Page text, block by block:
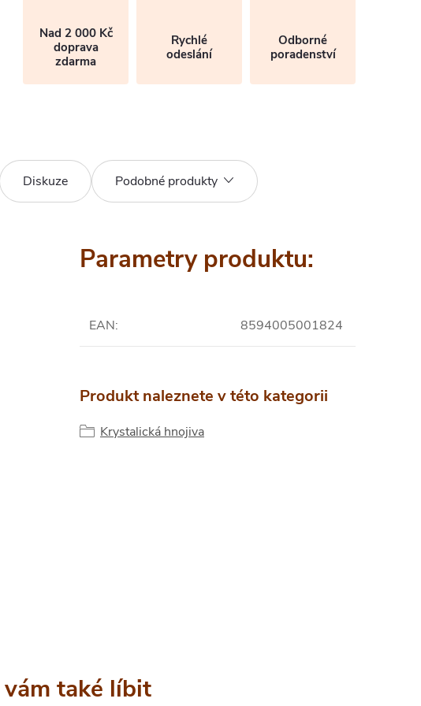
Nad 2 000 Kč
doprava
zdarma
Rychlé
odeslání
Odborné
poradenství
Diskuze Podobné produkty
Parametry produktu:
EAN: 8594005001824
Produkt naleznete v této kategorii
Krystalická hnojiva